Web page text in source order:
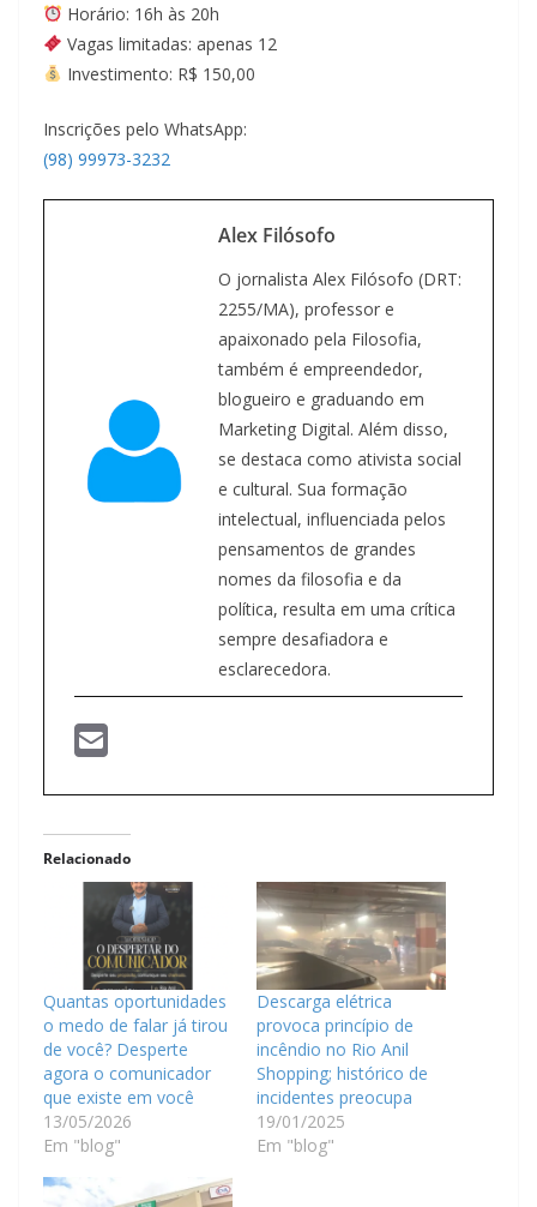
Horário: 16h às 20h
Vagas limitadas: apenas 12
Investimento: R$ 150,00
Inscrições pelo WhatsApp:
(98) 99973-3232
Alex Filósofo
O jornalista Alex Filósofo (DRT:
2255/MA), professor e
apaixonado pela Filosofia,
também é empreendedor,
blogueiro e graduando em
Marketing Digital. Além disso,
se destaca como ativista social
e cultural. Sua formação
intelectual, influenciada pelos
pensamentos de grandes
nomes da filosofia e da
política, resulta em uma crítica
sempre desafiadora e
esclarecedora.
Relacionado
Quantas oportunidades
o medo de falar já tirou
de você? Desperte
agora o comunicador
que existe em você
13/05/2026
Em "blog"
Descarga elétrica
provoca princípio de
incêndio no Rio Anil
Shopping; histórico de
incidentes preocupa
19/01/2025
Em "blog"